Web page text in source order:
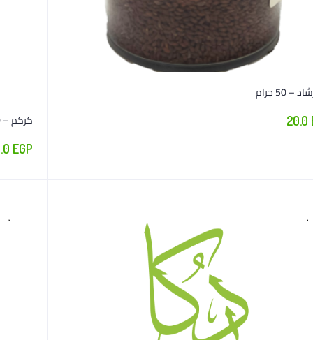
50 جرام
20.0 كركم – 100 جرام
EGP